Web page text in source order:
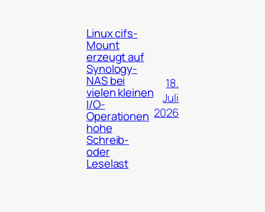
Linux cifs-
Mount
erzeugt auf
Synology-
NAS bei
vielen kleinen
I/O-
Operationen
hohe
Schreib-
oder
Leselast
18.
Juli
2026